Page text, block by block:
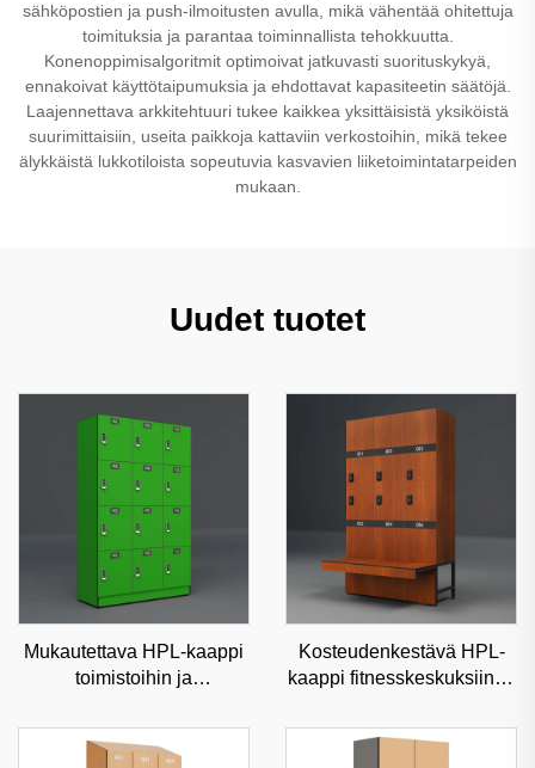
sähköpostien ja push-ilmoitusten avulla, mikä vähentää ohitettuja
toimituksia ja parantaa toiminnallista tehokkuutta.
Konenoppimisalgoritmit optimoivat jatkuvasti suorituskykyä,
ennakoivat käyttötaipumuksia ja ehdottavat kapasiteetin säätöjä.
Laajennettava arkkitehtuuri tukee kaikkea yksittäisistä yksiköistä
suurimittaisiin, useita paikkoja kattaviin verkostoihin, mikä tekee
älykkäistä lukkotiloista sopeutuvia kasvavien liiketoimintatarpeiden
mukaan.
Uudet tuotet
Mukautettava HPL-kaappi
toimistoihin ja
tyylikäs ja vähän
huollettava kaupallinen
Kosteudenkestävä HPL-
kaappi fitnesskeskuksiin ja
kaupallinen varastointi